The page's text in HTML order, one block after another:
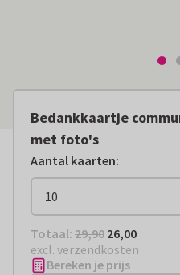
Bedankkaartje
met foto's
Aantal kaarten:
Totaal: € 26,00
Totaal: 29,90 26,00
excl. verzendkosten
Bereken je prijs